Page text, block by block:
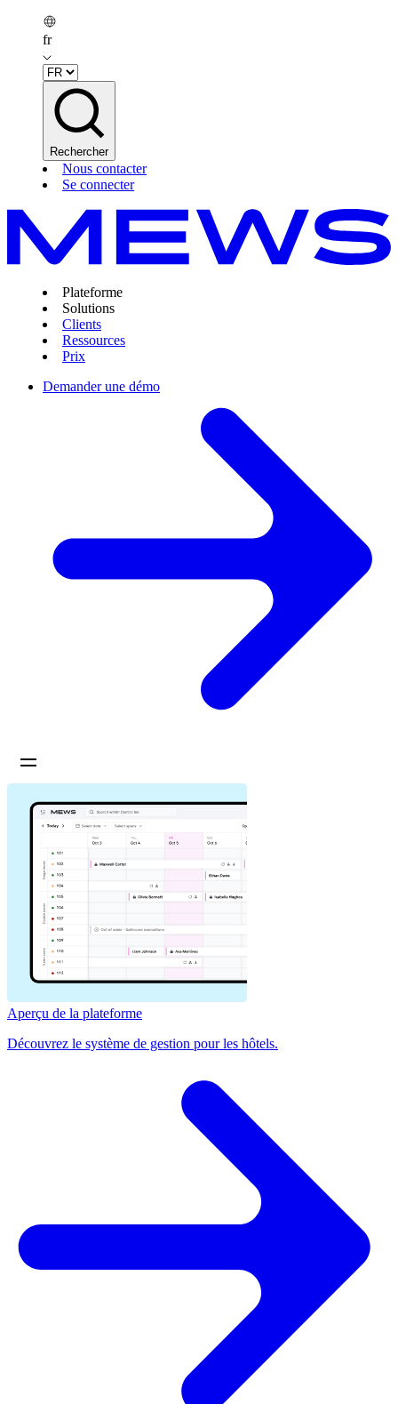
fr
Rechercher
Nous contacter
Se connecter
Plateforme
Solutions
Clients
Ressources
Prix
Demander une démo
Aperçu de la plateforme
Découvrez le système de gestion pour les hôtels.